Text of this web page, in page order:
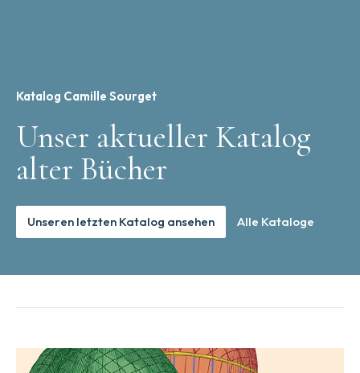
Katalog Camille Sourget
Unser aktueller Katalog
alter Bücher
Unseren letzten Katalog ansehen Alle Kataloge